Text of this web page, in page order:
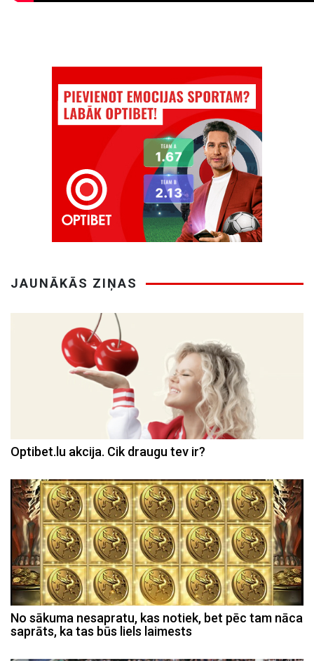
JAUNĀKĀS ZIŅAS
Optibet.lu akcija. Cik draugu tev ir?
No sākuma nesapratu, kas notiek, bet pēc tam nāca
saprāts, ka tas būs liels laimests